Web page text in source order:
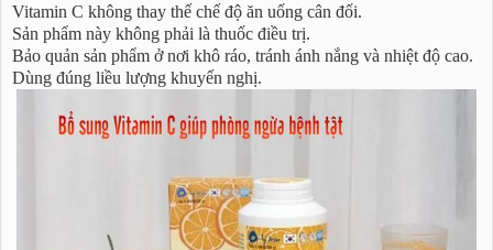
Vitamin C không thay thế chế độ ăn uống cân đối.
Sản phẩm này không phải là thuốc điều trị.
Bảo quản sản phẩm ở nơi khô ráo, tránh ánh nắng và nhiệt độ cao.
Dùng đúng liều lượng khuyến nghị.